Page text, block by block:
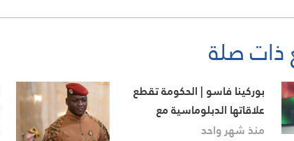
ذات صلة
بوركينا فاسو | الحكومة تقطع
علاقاتها الدبلوماسية مع
فرنسا المستعمر السابق
منذ شهر واحد